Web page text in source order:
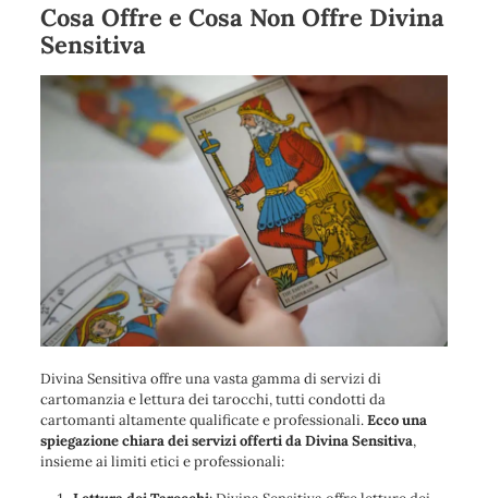
Cosa Offre e Cosa Non Offre Divina
Sensitiva
Divina Sensitiva offre una vasta gamma di servizi di
cartomanzia e lettura dei tarocchi, tutti condotti da
cartomanti altamente qualificate e professionali.Ecco una
spiegazione chiara dei servizi offerti da Divina Sensitiva,
insieme ai limiti etici e professionali: